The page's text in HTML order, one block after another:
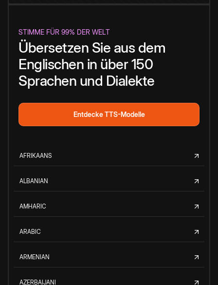
STIMME FÜR 99% DER WELT
Übersetzen Sie aus dem
Englischen in über 150
Sprachen und Dialekte
Entdecke TTS-Modelle
AFRIKAANS
ALBANIAN
AMHARIC
ARABIC
ARMENIAN
AZERBAIJANI